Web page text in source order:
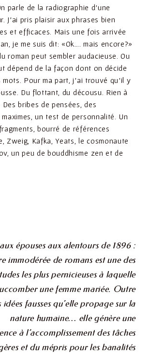
parle de la radiographie d’une
J’ai pris plaisir aux phrases bien
et efficaces. Mais une fois arrivée
je me suis dit: «Ok…. mais encore?»
roman peut sembler audacieuse. Ou
dépend de la façon dont on décide
Pour ma part, j’ai trouvé qu’il y
Du flottant, du décousu. Rien à
Des bribes de pensées, des
un test de personnalité. Un
bourré de références
Zweig, Kafka, Yeats, le cosmonaute
un peu debouddhisme zen et de
épouses aux alentours de 1896 :
immodérée de romans est une des
les plus pernicieuses à laquelle
une femme mariée. Outre
idées fausses qu’elle propage sur la
nature humaine… elle génère une
à l’accomplissement des tâches
et du mépris pour les banalités